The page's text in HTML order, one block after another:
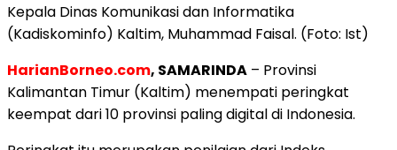
Kepala Dinas Komunikasi dan Informatika
(Kadiskominfo) Kaltim, Muhammad Faisal. (Foto: Ist)
HarianBorneo.com, SAMARINDA – Provinsi
Kalimantan Timur (Kaltim) menempati peringkat
keempat dari 10 provinsi paling digital di Indonesia.